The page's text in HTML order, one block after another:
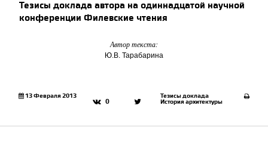
Дизайн
Иностранцы в России
Интерьер
Книги
Наследие Образование
Тезисы доклада автора на одиннадцатой научной
конференции Филевские чтения
Автор текста:
Ю.В. Тарабарина
13 Февраля 2013
0
Тезисы доклада
История архитектуры